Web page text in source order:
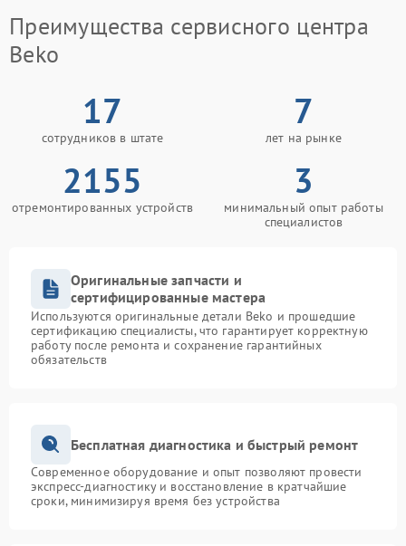
Преимущества сервисного центра
Beko
17
сотрудников в штате
7
лет на рынке
2155
отремонтированных устройств
3
минимальный опыт работы
специалистов
Оригинальные запчасти и
сертифицированные мастера
Используются оригинальные детали Beko и прошедшие
сертификацию специалисты, что гарантирует корректную
работу после ремонта и сохранение гарантийных
обязательств
Бесплатная диагностика и быстрый ремонт
Современное оборудование и опыт позволяют провести
экспресс-диагностику и восстановление в кратчайшие
сроки, минимизируя время без устройства